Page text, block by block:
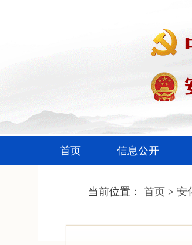
首页 信息公开
当前位置： 首页 > 安